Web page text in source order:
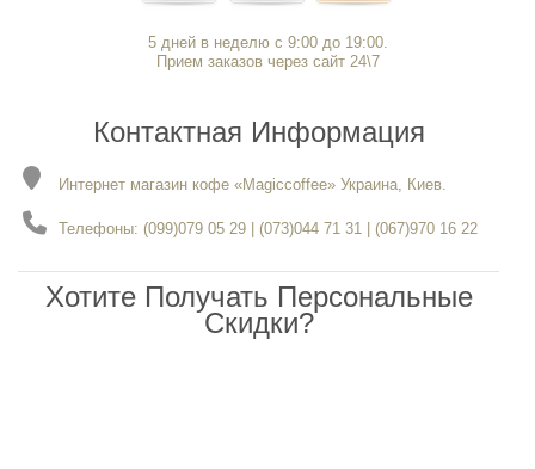
5 дней в неделю с 9:00 до 19:00.
Прием заказов через сайт 24\7
Контактная Информация
Интернет магазин кофе «Magiccoffee» Украина, Киев.
Телефоны: (099)079 05 29 | (073)044 71 31 | (067)970 16 22
Хотите Получать Персональные
Скидки?